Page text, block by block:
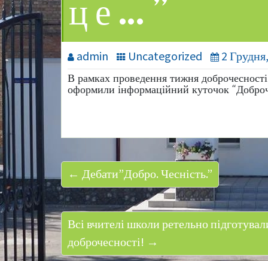
це…”
admin Uncategorized 2
В рамках проведення тижня
оформили інформаційний куточок
← Дебати”Добро. Чесність.”
Всі вчителі школи ретельно
доброчесності! →